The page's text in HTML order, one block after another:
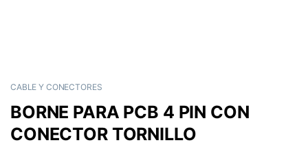
CABLE Y CONECTORES
BORNE PARA PCB 4 PIN CON
CONECTOR TORNILLO